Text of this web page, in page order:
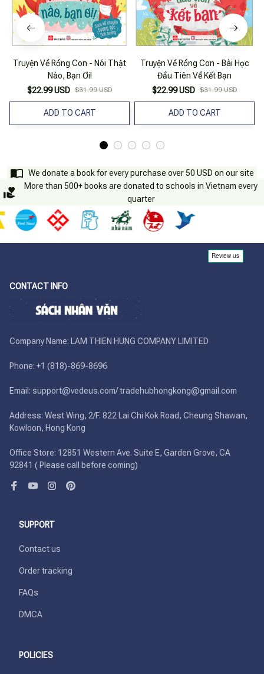
Truyện Về Rồng Con - Nói Thật
Nào, Bạn Ơi!
$22.99 USD $31.99 USD
ADD TO CART
Truyện Về Rồng Con - Bài Học
Đầu Tiên Về Kết Bạn
$22.99 USD $31.99 USD
ADD TO CART
We donate a book for every purchase over 50 USD on our site
More than 500+ books are donated to schools in Vietnam every
quarter
CONTACT INFO
Company Name: LAM THIEN HUNG COMPANY LIMITED
Phone: +1 (818)-869-8696
Email: support@vedeus.com/ tradehubhongkong@gmail.com
Address: West Wing, 2/F. 822 Lai Chi Kok Road, Cheung Shawan,
Kowloon, Hong Kong
Office Store: 12851 Western Ave. Suite E, Garden Grove, CA
92841 ( Please call before coming)
SUPPORT
Contact us
Order tracking
FAQs
DMCA
POLICIES